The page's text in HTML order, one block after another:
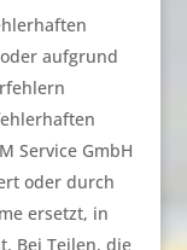
aufgrund
Service GmbH
oder durch
ersetzt, in
Bei Teilen, die